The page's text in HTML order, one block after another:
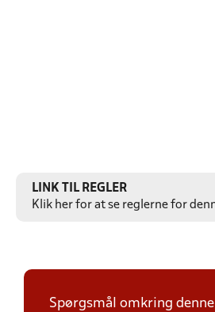
LINK TIL REGLER
Klik her for at se reglerne for
Spørgsmål omkring